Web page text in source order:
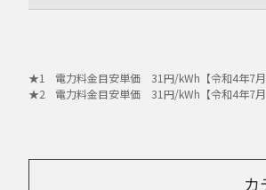
電力料金目安単価 31円/kWh【令和4年7月
電力料金目安単価 31円/kWh【令和4年7
カ